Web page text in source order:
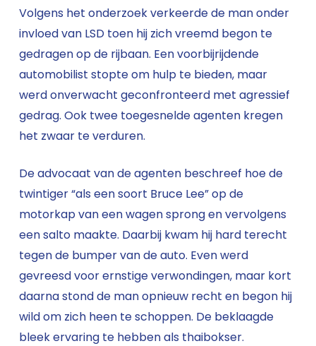
Volgens het onderzoek verkeerde de man onder
invloed van LSD toen hij zich vreemd begon te
gedragen op de rijbaan. Een voorbijrijdende
automobilist stopte om hulp te bieden, maar
werd onverwacht geconfronteerd met agressief
gedrag. Ook twee toegesnelde agenten kregen
het zwaar te verduren.
De advocaat van de agenten beschreef hoe de
twintiger “als een soort Bruce Lee” op de
motorkap van een wagen sprong en vervolgens
een salto maakte. Daarbij kwam hij hard terecht
tegen de bumper van de auto. Even werd
gevreesd voor ernstige verwondingen, maar kort
daarna stond de man opnieuw recht en begon hij
wild om zich heen te schoppen. De beklaagde
bleek ervaring te hebben als thaibokser.